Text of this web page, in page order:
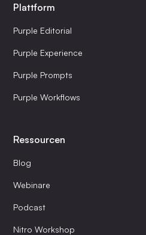
Plattform
Purple Editorial
Purple Experience
Purple Prompts
Purple Workflows
Ressourcen
Blog
Webinare
Podcast
Nitro Workshop